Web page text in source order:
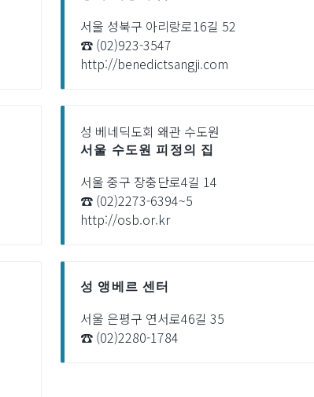
서울 성북구 아리랑로16길 52
☎ (02)923-3547
http://benedictsangji.com
성 베네딕도회 왜관 수도원
서울 수도원 피정의 집
서울 중구 장충단로4길 14
☎ (02)2273-6394~5
http://osb.or.kr
성 앵베르 센터
서울 은평구 연서로46길 35
☎ (02)2280-1784